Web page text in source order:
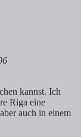
kannst. Ich
Riga eine
auch in einem